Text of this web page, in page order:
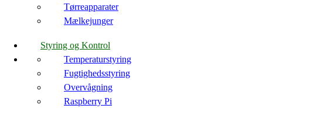
Tørreapparater
Mælkejunger
Styring og Kontrol
Temperaturstyring
Fugtighedsstyring
Overvågning
Raspberry Pi